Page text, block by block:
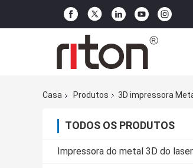
Casa Produtos 3D impressora
TODOS OS PRODUTOS
Impressora do metal 3D do laser